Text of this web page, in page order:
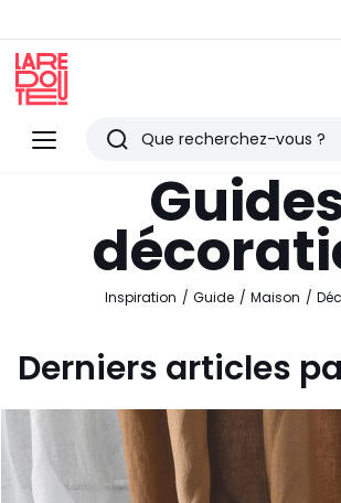
Menu
Redoute
Rechercher
Derniers
articles
vus
Inspiration Guide Maison
Derniers articles